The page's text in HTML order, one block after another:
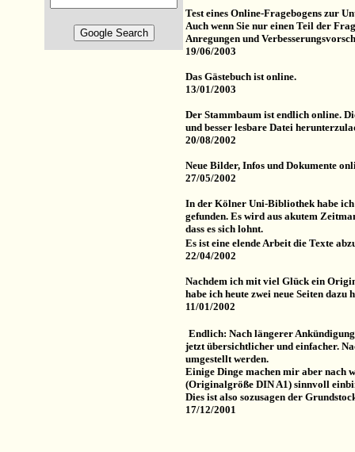
Test eines Online-Fragebogens zur
Auch wenn Sie nur einen Teil der
Anregungen und
19/06/2003
Das Gästebuch ist online.
13/01/2003
Der Stammbaum ist endlich online.
und besser lesbare Datei
20/08/2002
Neue Bilder, Infos und Dokumente
27/05/2002
In der Kölner Uni-Bibliothek habe
gefunden. Es wird aus akutem
dass es sich lohnt.
Es ist eine elende Arbeit die Texte
22/04/2002
Nachdem ich mit viel Glück ein
habe ich heute zwei neue Seiten dazu
11/01/2002
Endlich: Nach längerer
jetzt übersichtlicher und einfacher.
umgestellt werden.
Einige Dinge machen mir aber nach
(Originalgröße DIN A1) sinnvoll
Dies ist also sozusagen der
17/12/2001